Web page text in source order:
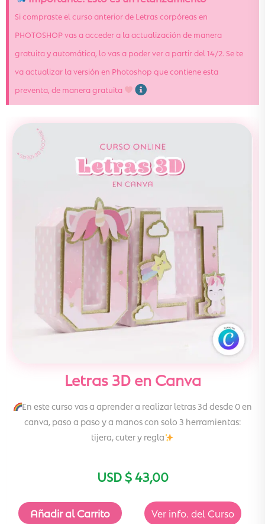
Si compraste el curso anterior de Letras corpóreas en
PHOTOSHOP vas a acceder a la actualización de manera
gratuita y automática, lo vas a poder ver a partir del 14/2. Se te
va actualizar la versión en Photoshop que contiene esta
preventa, de manera gratuita
Letras 3D en Canva
En este curso vas a aprender a realizar letras 3d desde 0 en
canva, paso a paso y a manos con solo 3 herramientas:
tijera, cuter y regla
USD $43,00
Añadir al Carrito Ver info. del Curso